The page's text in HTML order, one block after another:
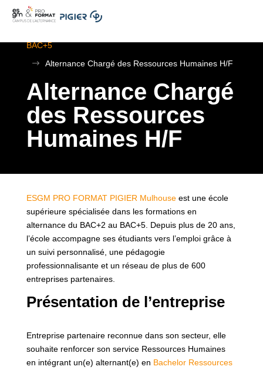
BAC+5
$
Alternance Chargé des Ressources Humaines H/F
Alternance Chargé
des Ressources
Humaines H/F
ESGM PRO FORMAT PIGIER Mulhouseest une école
supérieure spécialisée dans les formations en
alternance du BAC+2 au BAC+5. Depuis plus de 20 ans,
l’école accompagne ses étudiants vers l’emploi grâce à
un suivi personnalisé, une pédagogie
professionnalisante et un réseau de plus de 600
entreprises partenaires.
Présentation de l’entreprise
Entreprise partenaire reconnue dans son secteur, elle
souhaite renforcer son service Ressources Humaines
en intégrant un(e) alternant(e) en Bachelor Ressources